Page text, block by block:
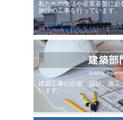
私たちの生活や産業基盤に必
施設の工事を行っています。
建築部
Building
建築工事の企画、設計、施
います。